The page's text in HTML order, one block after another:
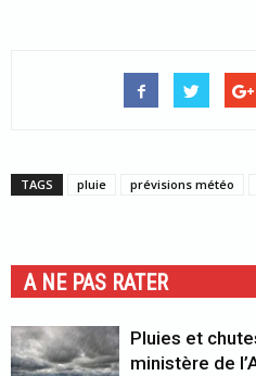
TAGS pluie prévisions météo
A NE PAS RATER
Pluies et
ministère de